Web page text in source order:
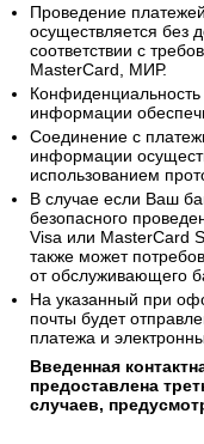
Проведение
осуществляется без
соответствии с
MasterCard, МИР.
информации
Соединение с
информации
использованием
В случае если Ваш
безопасного
Visa или MasterCard
также может
от обслуживающего
На указанный при
почты будет
платежа и
Введенная
предоставлена
случаев,